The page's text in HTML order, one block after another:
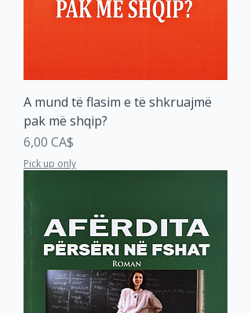
A mund të flasim e të shkruajmë
pak më shqip?
Price
6,00 CA$
Pick up only